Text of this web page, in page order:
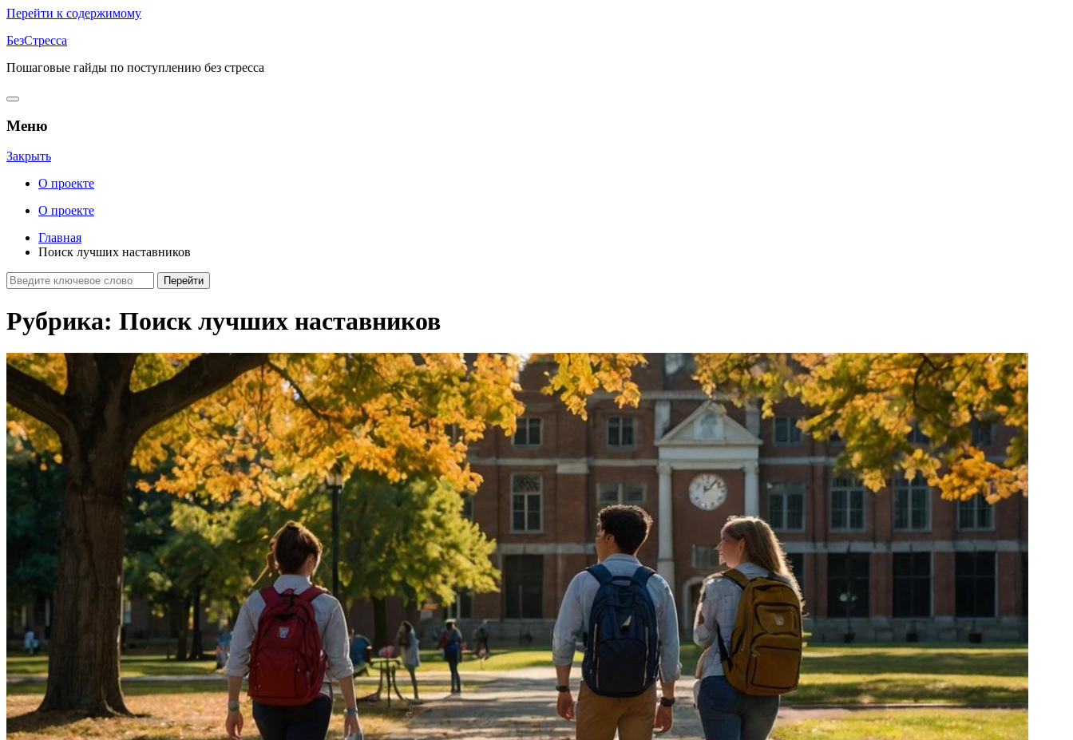
Перейти к содержимому
БезСтресса
Пошаговые гайды по поступлению без стресса
Меню
Закрыть
О проекте
О проекте
Главная
Поиск лучших наставников
Рубрика: Поиск лучших наставников